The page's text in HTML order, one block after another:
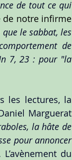
de tout ce qui
de notre infirme
le sabbat, les
de
7, 23 : pour "la
les lectures, la
la hâte de
pour annoncer
du